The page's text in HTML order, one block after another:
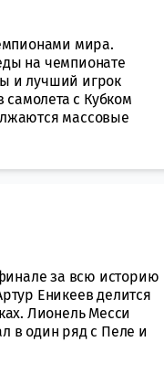
мира.
на чемпионате
и лучший игрок
с Кубком
массовые
за всю историю
Еникеев делится
Лионель Месси
в один ряд с Пеле и